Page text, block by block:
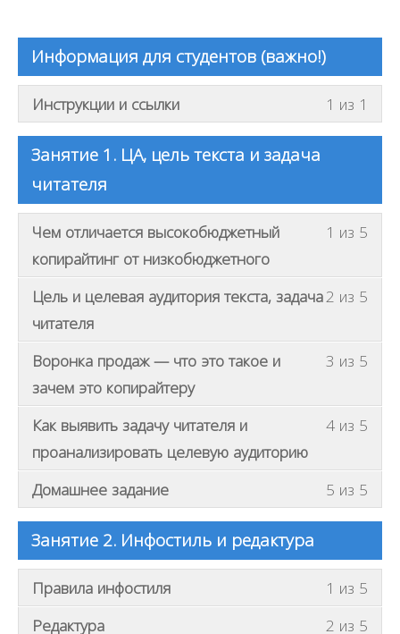
Информация для студентов (важно!)
1 из 1
Инструкции и ссылки
ы
ж
н
з
а
и
с
т
ь
а
у
р
Занятие 1. ЦА, цель текста и задача
читателя
1 из 5
Чем отличается высокобюджетный
копирайтинг от низкобюджетного
В
д
о
ж
н
з
а
и
с
а
ь
с
я
2 из 5
Цель и целевая аудитория текста, задача
читателя
В
д
о
ж
н
з
а
с
т
ь
3 из 5
Воронка продаж — что это такое и
зачем это копирайтеру
В
д
о
ж
н
ы
а
и
с
4 из 5
Как выявить задачу читателя и
проанализировать целевую аудиторию
В
д
о
л
н
з
а
5 из 5
Домашнее задание
В
ы
л
ж
Занятие 2. Инфостиль и редактура
1 из 5
Правила инфостиля
В
ы
д
2 из 5
Редактура
В